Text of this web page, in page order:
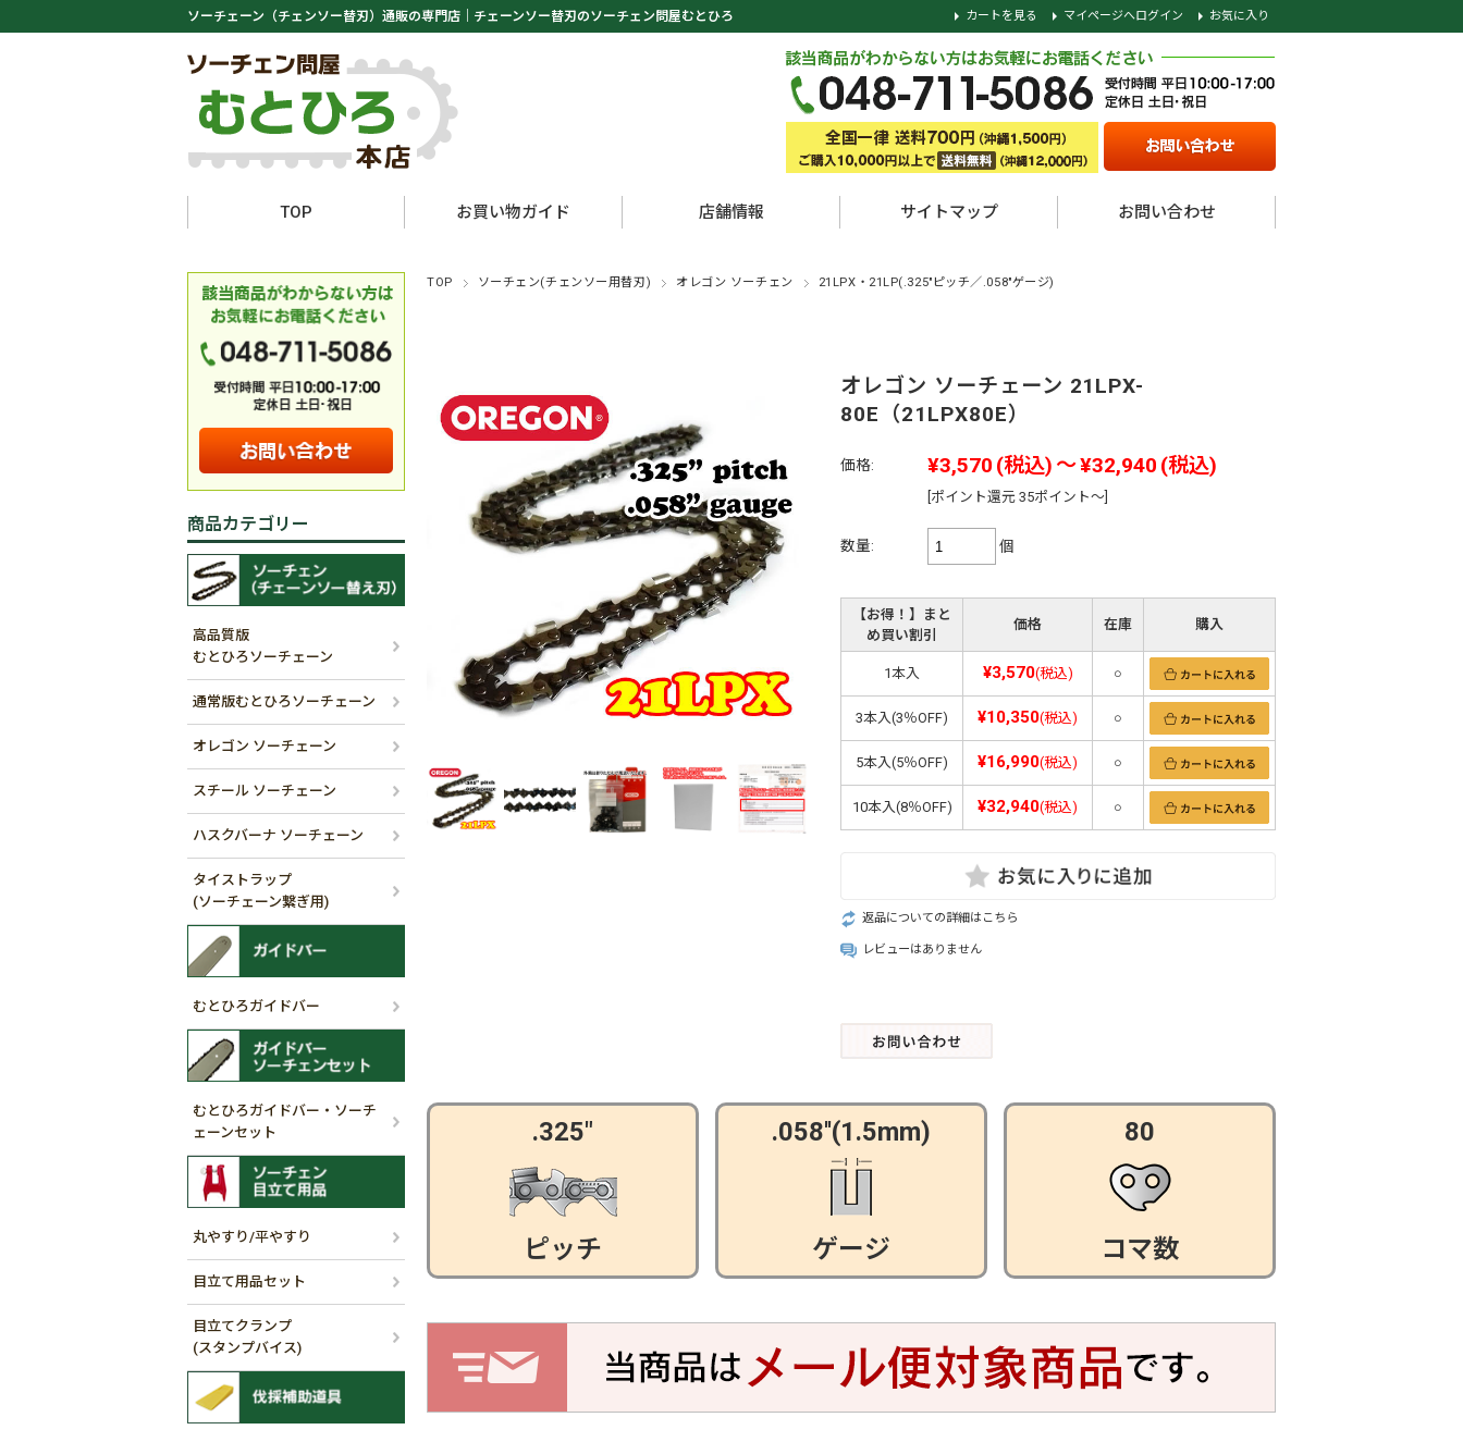
ソーチェーン（チェンソー替刃）通販の専門店｜ チェーンソー替刃のソーチェン問屋むとひろ カートを見る マイページへログイン お気に入り
TOP お買い物ガイド 店舗情報 サイトマップ お問い合わせ
TOP ソーチェン(チェンソー用替刃) オレゴン ソーチェン 21LPX・21LP(.325"ピッチ／.058"ゲージ)
オレゴン ソーチェーン 21LPX-
80E（21LPX80E）
価格: ¥3,570 (税込) ～¥32,940 (税込)
[ポイント還元 35ポイント～]
数量: 個
【お得！】まと
め買い割引
価格 在庫 購入
1本入 ¥3,570(税込) ○
3本入(3％OFF) ¥10,350(税込) ○
5本入(5％OFF) ¥16,990(税込) ○
10本入(8％OFF) ¥32,940(税込) ○
返品についての詳細はこちら
レビューはありません
.325"
ピッチ
.058''(1.5mm)
ゲージ
80
コマ数
商品カテゴリー
高品質版
むとひろソーチェーン
通常版むとひろソーチェーン
オレゴン ソーチェーン
スチール ソーチェーン
ハスクバーナ ソーチェーン
タイストラップ
(ソーチェーン繋ぎ用)
むとひろガイドバー
むとひろガイドバー・ソーチ
ェーンセット
丸やすり/平やすり
目立て用品セット
目立てクランプ
(スタンプバイス)